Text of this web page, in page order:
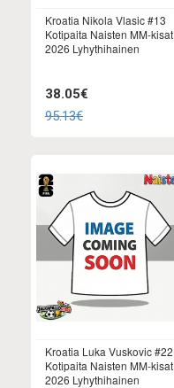
Kroatia Nikola Vlasic #13
Kotipaita Naisten MM-kisat
2026 Lyhythihainen
38.05€
95.13€
Kroatia Luka Vuskovic #22
Kotipaita Naisten MM-kisat
2026 Lyhythihainen